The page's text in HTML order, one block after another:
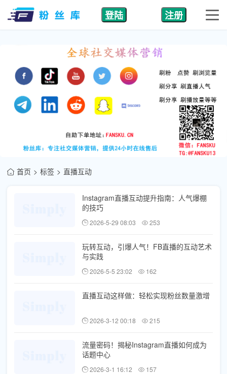
登陆 注册
首页 标签 直播互动
Instagram直播互动提升指南：人气爆棚
的技巧
2026-5-29 08:03 253
玩转互动，引爆人气！FB直播的互动艺术
与实践
2026-5-5 23:02 162
直播互动这样做：轻松实现粉丝数量激增
2026-3-12 00:18 215
流量密码！揭秘Instagram直播如何成为
话题中心
2026-3-1 16:12 157